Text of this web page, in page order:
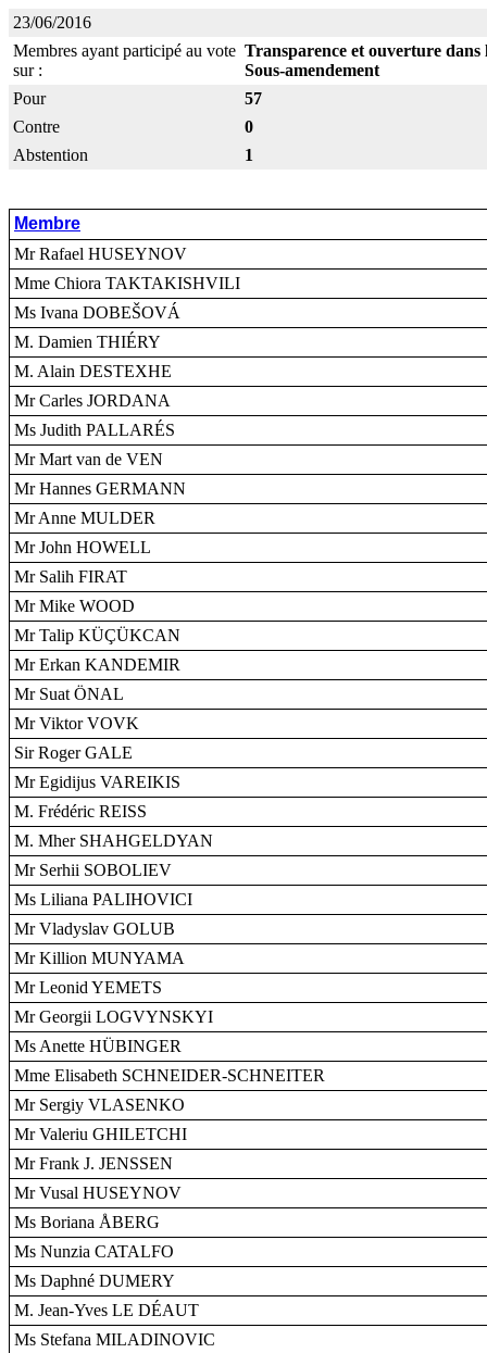
23/06/2016
Membres ayant participé au vote
sur :
Transparence et ouverture dans
Sous-amendement
Pour
57
Contre
0
Abstention
1
Membre
Mr Rafael HUSEYNOV
Mme Chiora TAKTAKISHVILI
Ms Ivana DOBEŠOVÁ
M. Damien THIÉRY
M. Alain DESTEXHE
Mr Carles JORDANA
Ms Judith PALLARÉS
Mr Mart van de VEN
Mr Hannes GERMANN
Mr Anne MULDER
Mr John HOWELL
Mr Salih FIRAT
Mr Mike WOOD
Mr Talip KÜÇÜKCAN
Mr Erkan KANDEMIR
Mr Suat ÖNAL
Mr Viktor VOVK
Sir Roger GALE
Mr Egidijus VAREIKIS
M. Frédéric REISS
M. Mher SHAHGELDYAN
Mr Serhii SOBOLIEV
Ms Liliana PALIHOVICI
Mr Vladyslav GOLUB
Mr Killion MUNYAMA
Mr Leonid YEMETS
Mr Georgii LOGVYNSKYI
Ms Anette HÜBINGER
Mme Elisabeth SCHNEIDER-SCHNEITER
Mr Sergiy VLASENKO
Mr Valeriu GHILETCHI
Mr Frank J. JENSSEN
Mr Vusal HUSEYNOV
Ms Boriana ÅBERG
Ms Nunzia CATALFO
Ms Daphné DUMERY
M. Jean-Yves LE DÉAUT
Ms Stefana MILADINOVIC